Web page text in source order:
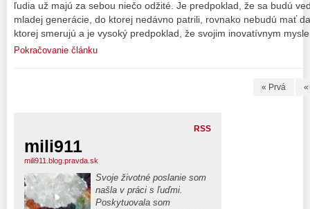
ľudia už majú za sebou niečo odžité. Je predpoklad, že sa budú
mladej generácie, do ktorej nedávno patrili, rovnako nebudú mať
ktorej smerujú a je vysoký predpoklad, že svojim inovatívnym
Pokračovanie článku
« Prvá «
RSS
mili911
mili911.blog.pravda.sk
Svoje životné poslanie som
našla v práci s ľuďmi.
Poskytuovala som